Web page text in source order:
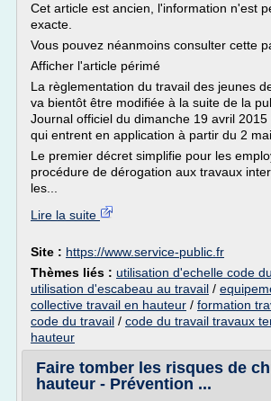
Cet article est ancien, l'information n'est
exacte.
Vous pouvez néanmoins consulter cette
Afficher l'article périmé
La règlementation du travail des jeunes
va bientôt être modifiée à la suite de la
Journal officiel du dimanche 19 avril
qui entrent en application à partir du 2
Le premier décret simplifie pour les
procédure de dérogation aux travaux
les...
Lire la suite
Site : https://www.service-public.fr
Thèmes liés : utilisation d'echelle code
utilisation d'escabeau au travail /
collective travail en hauteur / formation
code du travail / code du travail travaux
hauteur
Faire tomber les risques de
hauteur - Prévention ...